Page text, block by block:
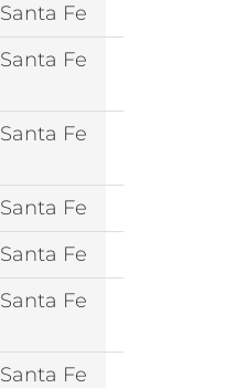
Santa Fe
Santa Fe
Santa Fe
Santa Fe
Santa Fe
Santa Fe
Santa Fe